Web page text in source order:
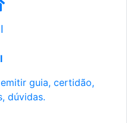
guia, certidão,
dúvidas.